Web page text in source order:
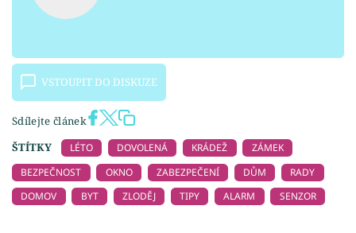
VSTOUPIT DO DISKUZE
Sdílejte článek
ŠTÍTKY
LÉTO DOVOLENÁ KRÁDEŽ
ZÁMEK
BEZPEČNOST
OKNO ZABEZPEČENÍ DŮM
RADY
DOMOV
BYT ZLODĚJ TIPY ALARM SENZOR